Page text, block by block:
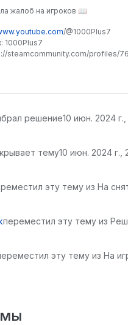
жалоб на игроков 📖
/@1000Plus7
1000Plus7
steamcommunity.com/profiles/
решение10 июн. 2024 г.,
тему10 июн. 2024 г.,
эту тему из На
переместил эту тему из
эту тему из На